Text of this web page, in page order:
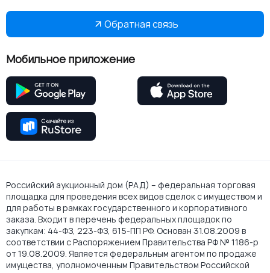
Обратная связь
Мобильное приложение
Российский аукционный дом (РАД) – федеральная торговая
площадка для проведения всех видов сделок с имуществом и
для работы в рамках государственного и корпоративного
заказа. Входит в перечень федеральных площадок по
закупкам: 44-ФЗ, 223-ФЗ, 615-ПП РФ. Основан 31.08.2009 в
соответствии с Распоряжением Правительства РФ № 1186-р
от 19.08.2009. Является федеральным агентом по продаже
имущества, уполномоченным Правительством Российской